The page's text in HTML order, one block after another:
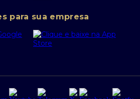
Atuação Banco Safra
PJ
para sua empresa